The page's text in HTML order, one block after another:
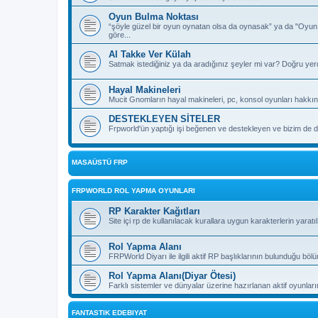
Oyun Bulma Noktası
“şöyle güzel bir oyun oynatan olsa da oynasak” ya da
göre...
Al Takke Ver Külah
Satmak istediğiniz ya da aradığınız şeyler mi var? Doğru
Hayal Makineleri
Mucit Gnomların hayal makineleri, pc, konsol oyunları
DESTEKLEYEN SİTELER
Frpworld'ün yaptığı işi beğenen ve destekleyen ve bizim de
MASAÜSTÜ FRP
FRPWORLD ROL YAPMA OYUNLARI
RP Karakter Kağıtları
Site içi rp de kullanılacak kurallara uygun karakterlerin
Rol Yapma Alanı
FRPWorld Diyarı ile ilgili aktif RP başlıklarının bulunduğu
Rol Yapma Alanı(Diyar Ötesi)
Farklı sistemler ve dünyalar üzerine hazırlanan aktif
FANTASTIK EDEBIYAT